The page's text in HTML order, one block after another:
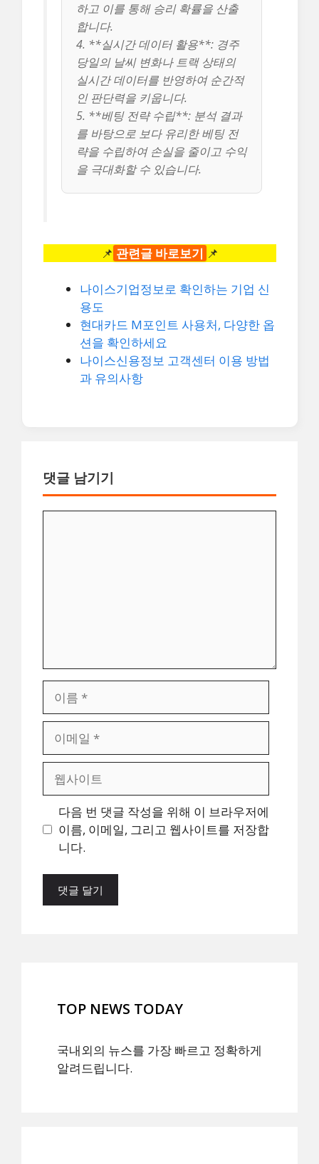
하고 이를 통해 승리 확률을 산출
합니다.
4. **실시간 데이터 활용**: 경주
당일의 날씨 변화나 트랙 상태의
실시간 데이터를 반영하여 순간적
인 판단력을 키웁니다.
5. **베팅 전략 수립**: 분석 결과
를 바탕으로 보다 유리한 베팅 전
략을 수립하여 손실을 줄이고 수익
을 극대화할 수 있습니다.
📌 관련글 바로보기 📌
나이스기업정보로 확인하는 기업 신
용도
현대카드 M포인트 사용처, 다양한 옵
션을 확인하세요
나이스신용정보 고객센터 이용 방법
과 유의사항
댓글 남기기
일
트
다음 번 댓글 작성을 위해 이 브라우저에
이름, 이메일, 그리고 웹사이트를 저장합
니다.
TOP NEWS TODAY
국내외의 뉴스를 가장 빠르고 정확하게
알려드립니다.